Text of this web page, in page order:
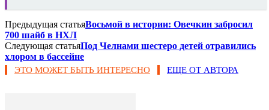
Предыдущая статьяВосьмой в истории: Овечкин забросил
700 шайб в НХЛ
Следующая статьяПод Челнами шестеро детей отравились
хлором в бассейне
ЭТО МОЖЕТ БЫТЬ ИНТЕРЕСНО ЕЩЕ ОТ АВТОРА